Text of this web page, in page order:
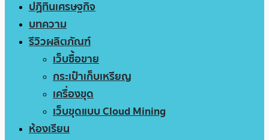
ปฏิทินเศรษฐกิจ
บทความ
รีวิวผลิตภัณฑ์
เว็บซื้อขาย
กระเป๋าเก็บเหรียญ
เครื่องขุด
เว็บขุดแบบ Cloud Mining
ห้องเรียน